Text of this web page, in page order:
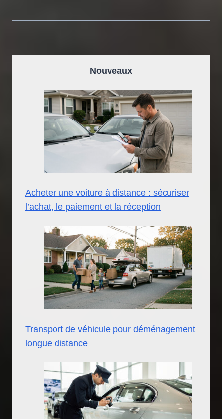
Nouveaux
Acheter une voiture à distance : sécuriser
l’achat, le paiement et la réception
Transport de véhicule pour déménagement
longue distance